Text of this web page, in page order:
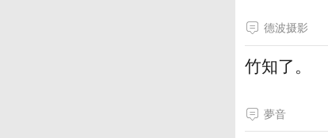
德波摄影
竹知了。
夢音